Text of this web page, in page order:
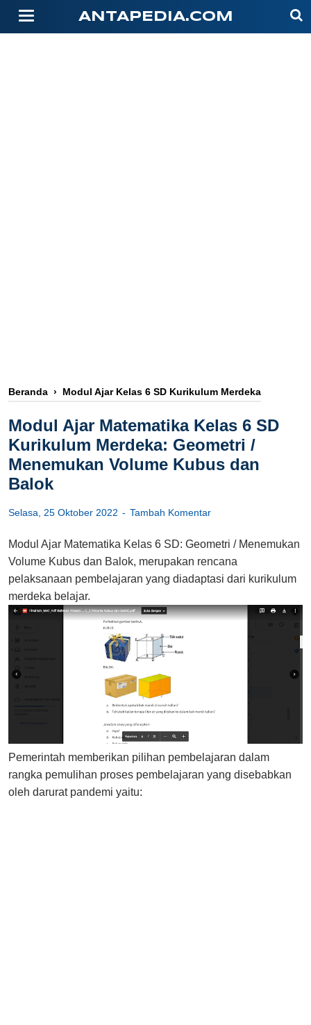
ANTAPEDIA.COM
Beranda › Modul Ajar Kelas 6 SD Kurikulum Merdeka
Modul Ajar Matematika Kelas 6 SD
Kurikulum Merdeka: Geometri /
Menemukan Volume Kubus dan
Balok
Selasa, 25 Oktober 2022 Tambah Komentar
Modul Ajar Matematika Kelas 6 SD: Geometri / Menemukan
Volume Kubus dan Balok, merupakan rencana
pelaksanaan pembelajaran yang diadaptasi dari kurikulum
merdeka belajar.
Pemerintah memberikan pilihan pembelajaran dalam
rangka pemulihan proses pembelajaran yang disebabkan
oleh darurat pandemi yaitu: